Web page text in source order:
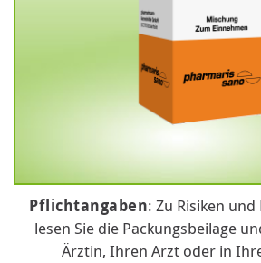
Pflichtangaben: Zu Risiken
lesen Sie die Packungsbeilage
Ärztin, Ihren Arzt oder in